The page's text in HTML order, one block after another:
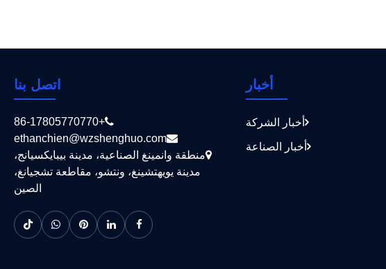
أخبار
أخبار الشركة
أخبار الصناعة
اتصل بنا
+86-17805770770
ethanchien@wzshenghuo.com
منطقة وانمينغ الصناعية، مدينة بيبايكسيانج،
مدينة يويهتشينغ، ونتشو، مقاطعة تشجيانغ،
الصين